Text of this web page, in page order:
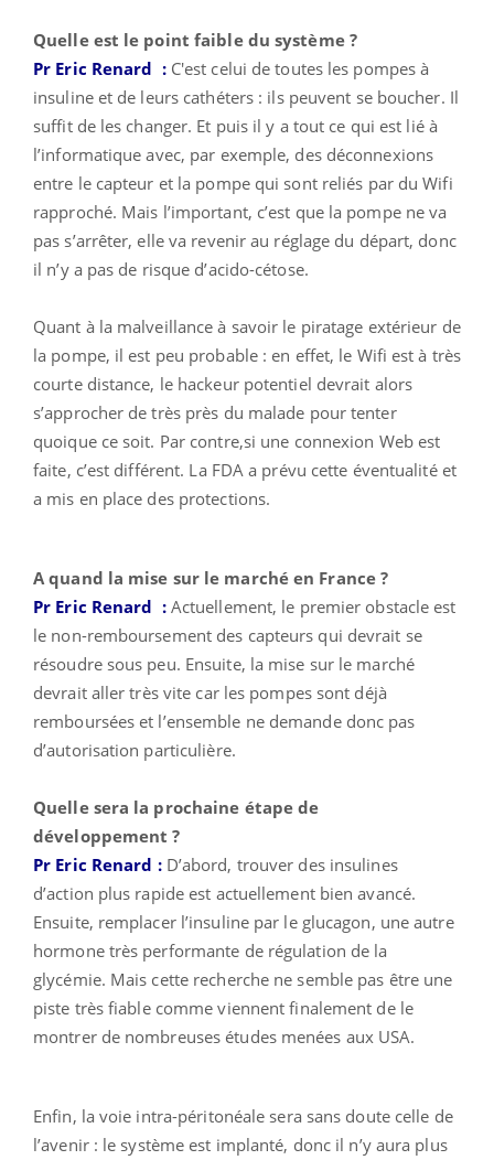
Quelle est le point faible du système ?
Pr Eric Renard :C'est celui de toutes les pompes à
insuline et de leurs cathéters : ils peuvent se boucher. Il
suffit de les changer. Et puis il y a tout ce qui est lié à
l’informatique avec, par exemple, des déconnexions
entre le capteur et la pompe qui sont reliés par du Wifi
rapproché. Mais l’important, c’est que la pompe ne va
pas s’arrêter, elle va revenir au réglage du départ, donc
il n’y a pas de risque d’acido-cétose.
Quant à la malveillance à savoir le piratage extérieur de
la pompe, il est peu probable : en effet, le Wifi est à très
courte distance, le hackeur potentiel devrait alors
s’approcher de très près du malade pour tenter
quoique ce soit. Par contre,si une connexion Web est
faite, c’est différent. La FDA a prévu cette éventualité et
a mis en place des protections.
A quand la mise sur le marché en France ?
Pr Eric Renard :Actuellement, le premier obstacle est
le non-remboursement des capteurs qui devrait se
résoudre sous peu. Ensuite, la mise sur le marché
devrait aller très vite car les pompes sont déjà
remboursées et l’ensemble ne demande donc pas
d’autorisation particulière.
Quelle sera la prochaine étape de
développement ?
Pr Eric Renard : D’abord, trouver des insulines
d’action plus rapide est actuellement bien avancé.
Ensuite, remplacer l’insuline par le glucagon, une autre
hormone très performante de régulation de la
glycémie. Mais cette recherche ne semble pas être une
piste très fiable comme viennent finalement de le
montrer de nombreuses études menées aux USA.
Enfin, la voie intra-péritonéale sera sans doute celle de
l’avenir : le système est implanté, donc il n’y aura plus